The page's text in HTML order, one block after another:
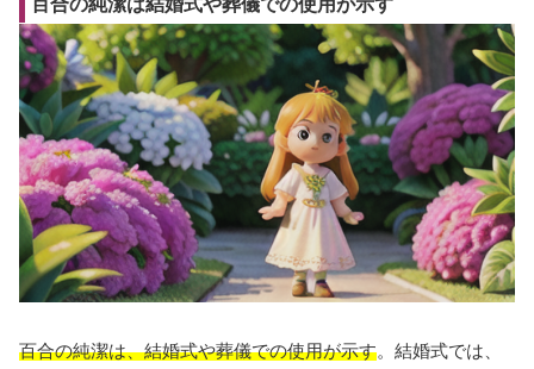
百合の純潔は、結婚式や葬儀での使用が示す。結婚式では、